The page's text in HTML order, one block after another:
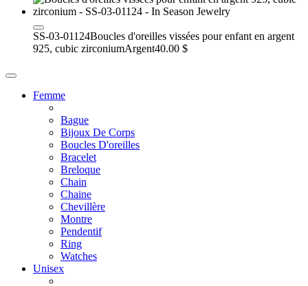
SS-03-01124Boucles d'oreilles vissées pour enfant en argent
925, cubic zirconiumArgent40.00 $
Femme
Bague
Bijoux De Corps
Boucles D'oreilles
Bracelet
Breloque
Chain
Chaine
Chevillère
Montre
Pendentif
Ring
Watches
Unisex